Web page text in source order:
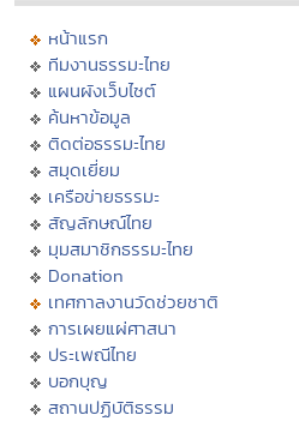
หน้าแรก
ทีมงานธรรมะไทย
แผนผังเว็บไซต์
ค้นหาข้อมูล
ติดต่อธรรมะไทย
สมุดเยี่ยม
เครือข่ายธรรมะ
สัญลักษณ์ไทย
มุมสมาชิกธรรมะไทย
Donation
เทศกาลงานวัดช่วยชาติ
การเผยแผ่ศาสนา
ประเพณีไทย
บอกบุญ
สถานปฏิบัติธรรม